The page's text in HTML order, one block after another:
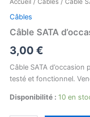
Câbles
Câble SATA
3,00 €
Câble SATA
testé et fonctionnel.
Disponibilité : 10 en